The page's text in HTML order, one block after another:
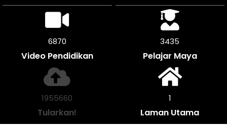
7872
Video Pendidikan
3936
Pelajar Maya
2239188
Tularkan!
1
Laman Utama